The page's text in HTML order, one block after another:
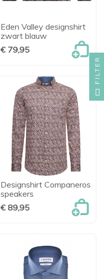
Eden Valley designshirt
zwart blauw
€ 79,95
Designshirt Companeros
speakers
€ 89,95
FILTER